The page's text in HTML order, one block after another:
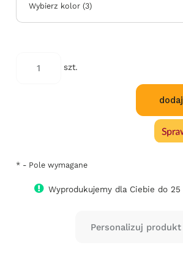
Wybierz kolor (3)
szt.
* - Pole wymagane
Wyprodukujemy dla Ciebie do